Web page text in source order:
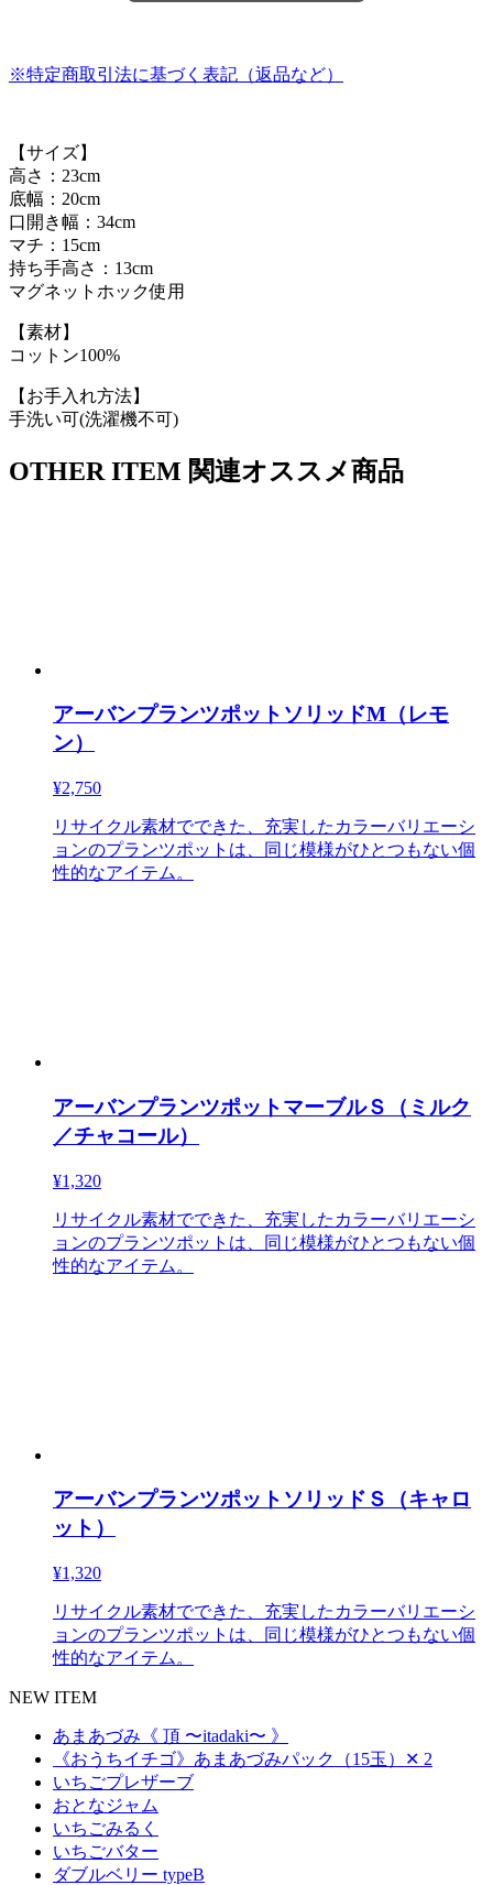
※特定商取引法に基づく表記（返品など）
【サイズ】
高さ：23cm
底幅：20cm
口開き幅：34cm
マチ：15cm
持ち手高さ：13cm
マグネットホック使用
【素材】
コットン100%
【お手入れ方法】
手洗い可(洗濯機不可)
OTHER ITEM 関連オススメ商品
アーバンプランツポットソリッドM（レモ
ン）
¥2,750
リサイクル素材でできた、充実したカラーバリエーシ
ョンのプランツポットは、同じ模様がひとつもない個
性的なアイテム。
アーバンプランツポットマーブルＳ（ミルク
／チャコール）
¥1,320
リサイクル素材でできた、充実したカラーバリエーシ
ョンのプランツポットは、同じ模様がひとつもない個
性的なアイテム。
アーバンプランツポットソリッドＳ（キャロ
ット）
¥1,320
リサイクル素材でできた、充実したカラーバリエーシ
ョンのプランツポットは、同じ模様がひとつもない個
性的なアイテム。
NEW ITEM
あまあづみ《 頂 〜itadaki〜 》
《おうちイチゴ》あまあづみパック（15玉）✕ 2
いちごプレザーブ
おとなジャム
いちごみるく
いちごバター
ダブルベリー typeB